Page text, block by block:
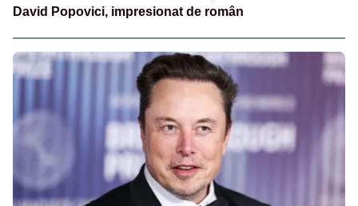
David Popovici, impresionat de român